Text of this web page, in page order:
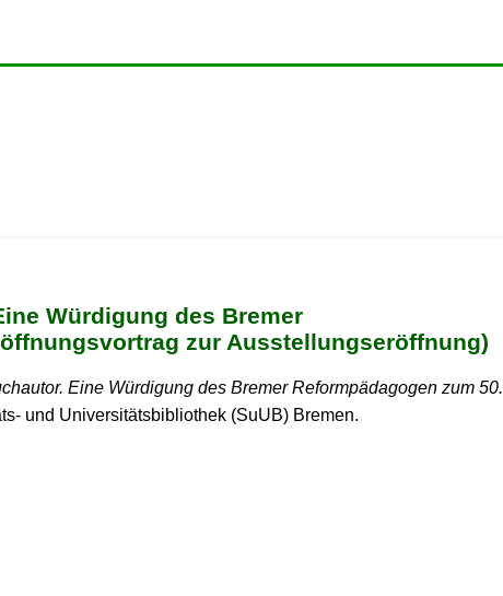
Würdigung des Bremer
zur Ausstellungseröffnung)
Eine Würdigung des Bremer Reformpädagogen zum 50.
und Universitätsbibliothek (SuUB) Bremen.